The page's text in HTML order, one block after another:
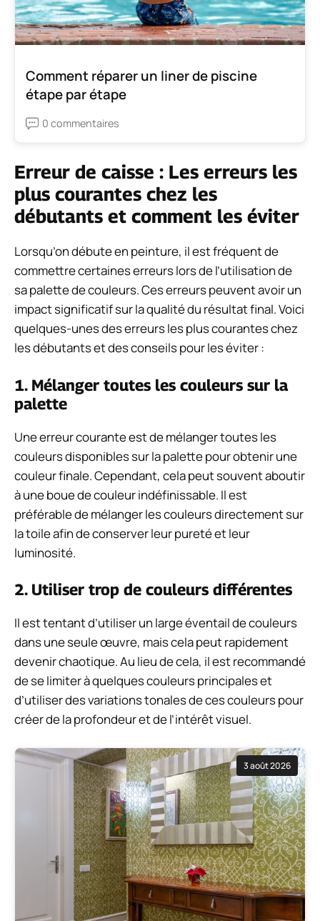
Comment réparer un liner de piscine
étape par étape
0 commentaires
Erreur de caisse : Les erreurs les
plus courantes chez les
débutants et comment les éviter
Lorsqu’on débute en peinture, il est fréquent de
commettre certaines erreurs lors de l’utilisation de
sa palette de couleurs. Ces erreurs peuvent avoir un
impact significatif sur la qualité du résultat final. Voici
quelques-unes des erreurs les plus courantes chez
les débutants et des conseils pour les éviter :
1. Mélanger toutes les couleurs sur la
palette
Une erreur courante est de mélanger toutes les
couleurs disponibles sur la palette pour obtenir une
couleur finale. Cependant, cela peut souvent aboutir
à une boue de couleur indéfinissable. Il est
préférable de mélanger les couleurs directement sur
la toile afin de conserver leur pureté et leur
luminosité.
2. Utiliser trop de couleurs différentes
Il est tentant d’utiliser un large éventail de couleurs
dans une seule œuvre, mais cela peut rapidement
devenir chaotique. Au lieu de cela, il est recommandé
de se limiter à quelques couleurs principales et
d’utiliser des variations tonales de ces couleurs pour
créer de la profondeur et de l’intérêt visuel.
3 août 2026